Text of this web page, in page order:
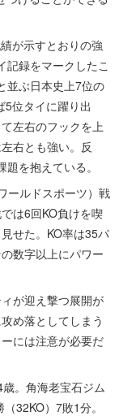
が示すとおりの強
記録をマークしたこ
並ぶ日本史上7位の
5位タイに躍り出
左右のフックを上
右とも強い。反
を抱えている。
ールドスポーツ）戦
は6回KO負けを喫
せた。KO率は35パ
数字以上にパワー
が迎え撃つ展開が
め落としてしまう
には注意が必要だ
。角海老宝石ジム
32KO）7敗1分。